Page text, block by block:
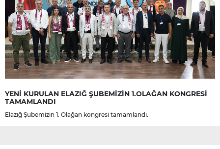
YENİ KURULAN ELAZIĞ ŞUBEMİZİN 1.OLAĞAN KONGRESİ
TAMAMLANDI
Elazığ Şubemizin 1. Olağan kongresi tamamlandı.